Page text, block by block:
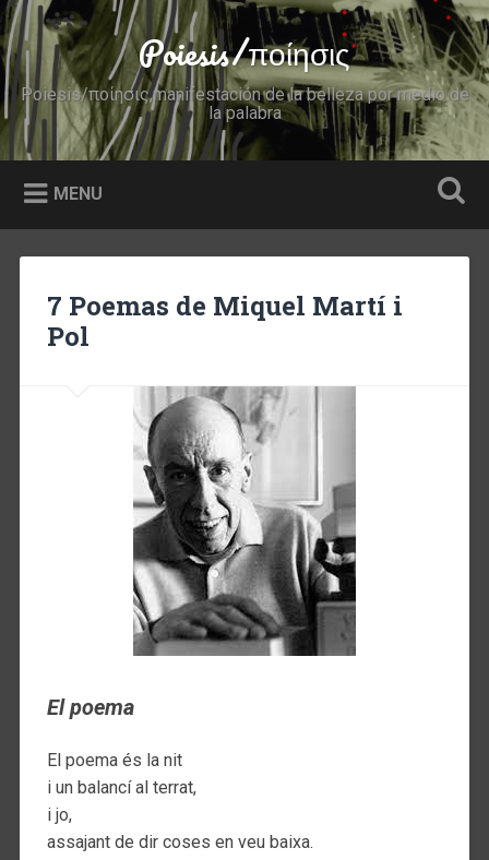
Skip
to
content
Search Poiesis/ποίησις
Poiesis/ποίησις,manifestación de la belleza por medio de
la palabra
MENU
7 Poemas de Miquel Martí i
Pol
El poema
El poema és la nit
i un balancí al terrat,
i jo,
assajant de dir coses en veu baixa.